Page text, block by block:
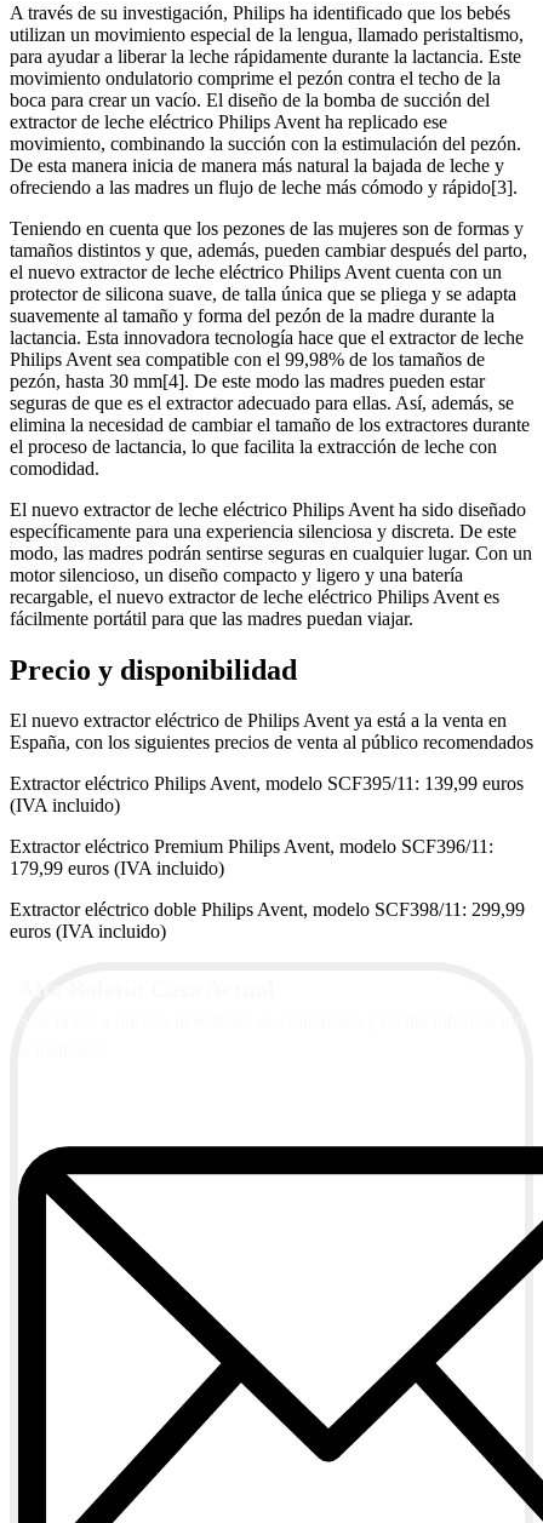
A través de su investigación, Philips ha identificado que los bebés
utilizan un movimiento especial de la lengua, llamado peristaltismo,
para ayudar a liberar la leche rápidamente durante la lactancia. Este
movimiento ondulatorio comprime el pezón contra el techo de la
boca para crear un vacío. El diseño de la bomba de succión del
extractor de leche eléctrico Philips Avent ha replicado ese
movimiento, combinando la succión con la estimulación del pezón.
De esta manera inicia de manera más natural la bajada de leche y
ofreciendo a las madres un flujo de leche más cómodo y rápido[3].
Teniendo en cuenta que los pezones de las mujeres son de formas y
tamaños distintos y que, además, pueden cambiar después del parto,
el nuevo extractor de leche eléctrico Philips Avent cuenta con un
protector de silicona suave, de talla única que se pliega y se adapta
suavemente al tamaño y forma del pezón de la madre durante la
lactancia. Esta innovadora tecnología hace que el extractor de leche
Philips Avent sea compatible con el 99,98% de los tamaños de
pezón, hasta 30 mm[4]. De este modo las madres pueden estar
seguras de que es el extractor adecuado para ellas. Así, además, se
elimina la necesidad de cambiar el tamaño de los extractores durante
el proceso de lactancia, lo que facilita la extracción de leche con
comodidad.
El nuevo extractor de leche eléctrico Philips Avent ha sido diseñado
específicamente para una experiencia silenciosa y discreta. De este
modo, las madres podrán sentirse seguras en cualquier lugar. Con un
motor silencioso, un diseño compacto y ligero y una batería
recargable, el nuevo extractor de leche eléctrico Philips Avent es
fácilmente portátil para que las madres puedan viajar.
Precio y disponibilidad
El nuevo extractor eléctrico de Philips Avent ya está a la venta en
España, con los siguientes precios de venta al público recomendados
Extractor eléctrico Philips Avent, modelo SCF395/11: 139,99 euros
(IVA incluido)
Extractor eléctrico Premium Philips Avent, modelo SCF396/11:
179,99 euros (IVA incluido)
Extractor eléctrico doble Philips Avent, modelo SCF398/11: 299,99
euros (IVA incluido)